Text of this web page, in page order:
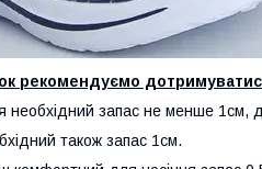
рекомендуємо
необхідний запас не менше 1см,
також запас 1см.